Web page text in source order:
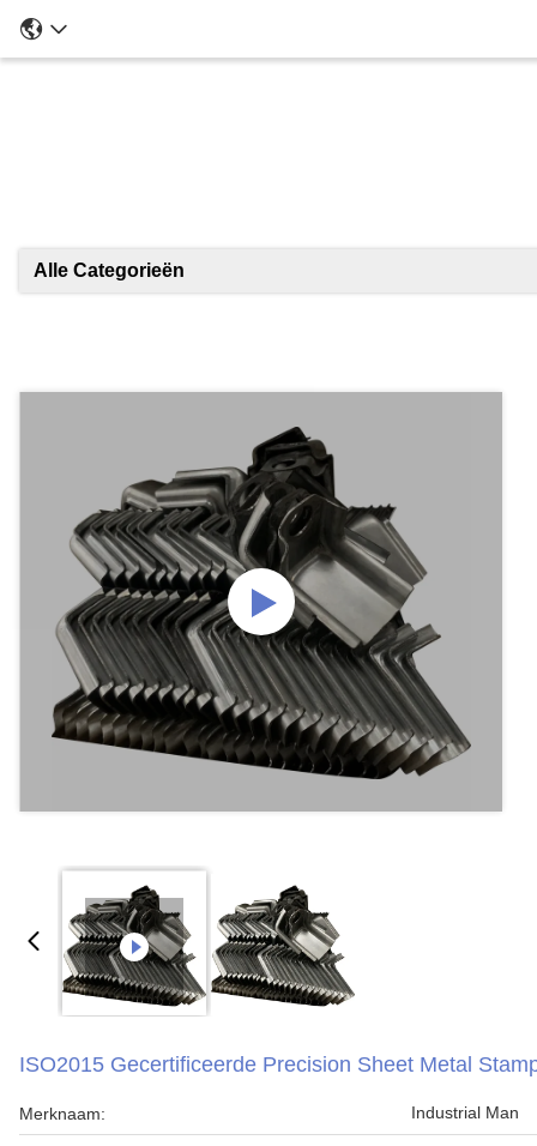
Alle Categorieën
ISO2015 Gecertificeerde Precision Sheet Metal
Merknaam: Industrial Man